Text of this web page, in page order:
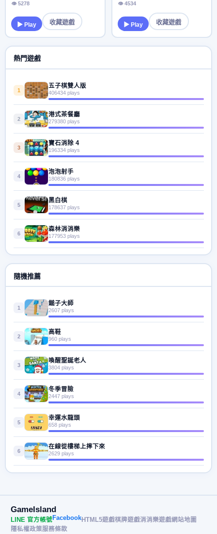
👁 5278
▶ Play 收藏遊戲
👁 4534
▶ Play 收藏遊戲
熱門遊戲
1
五子棋雙人版
406434 plays
2
港式茶餐廳
279380 plays
3
寶石消除 4
196334 plays
4
泡泡射手
180836 plays
5
黑白棋
178637 plays
6
森林消消樂
177953 plays
隨機推薦
1
鎚子大師
2607 plays
2
高鞋
960 plays
3
喚醒聖誕老人
3804 plays
4
冬季冒險
2447 plays
5
幸運水龍頭
658 plays
6
在線從樓梯上摔下來
2629 plays
GameIsland
LINE 官方帳號FacebookHTML5遊戲棋牌遊戲消消樂遊戲網站地圖
隱私權政策服務條款